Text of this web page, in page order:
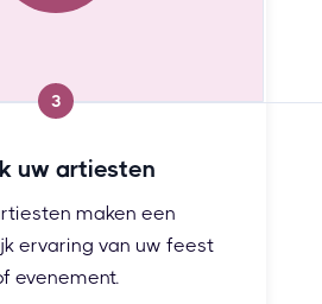
3
uw artiesten
maken een
ervaring van uw feest
evenement.